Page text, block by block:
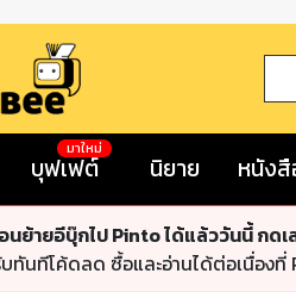
บุฟเฟต์
มาใหม่
นิยาย หนัง
นย้ายอีบุ๊กไป Pinto ได้แล้ววันนี้ กดเ
ทันทีโค้ดลด ซื้อและอ่านได้ต่อเนื่องที่